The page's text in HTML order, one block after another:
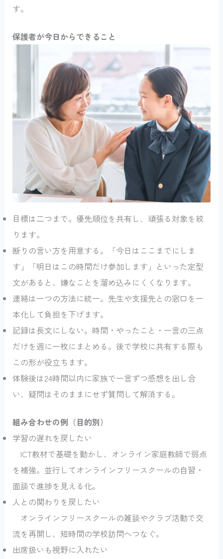
す。
保護者が今日からできること
目標は二つまで。優先順位を共有し、頑張る対象を絞
ります。
断りの言い方を用意する。「今日はここまでにしま
す」「明日はこの時間だけ参加します」といった定型
文があると、嫌なことを溜め込みにくくなります。
連絡は一つの方法に統一。先生や支援先との窓口を一
本化して負担を下げます。
記録は長文にしない。時間・やったこと・一言の三点
だけを週に一枚にまとめる。後で学校に共有する際も
この形が役立ちます。
体験後は24時間以内に家族で一言ずつ感想を出し合
い、疑問はそのままにせず質問して解消する。
組み合わせの例（目的別）
学習の遅れを戻したい
ICT教材で基礎を動かし、オンライン家庭教師で弱点
を補強。並行してオンラインフリースクールの自習・
面談で進捗を見える化。
人との関わりを戻したい
オンラインフリースクールの雑談やクラブ活動で交
流を再開し、短時間の学校訪問へつなぐ。
出席扱いも視野に入れたい